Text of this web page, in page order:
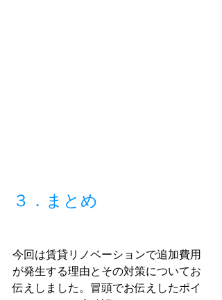
３．まとめ
今回は賃貸リノベーションで追加費用
が発生する理由とその対策についてお
伝えしました。冒頭でお伝えしたポイ